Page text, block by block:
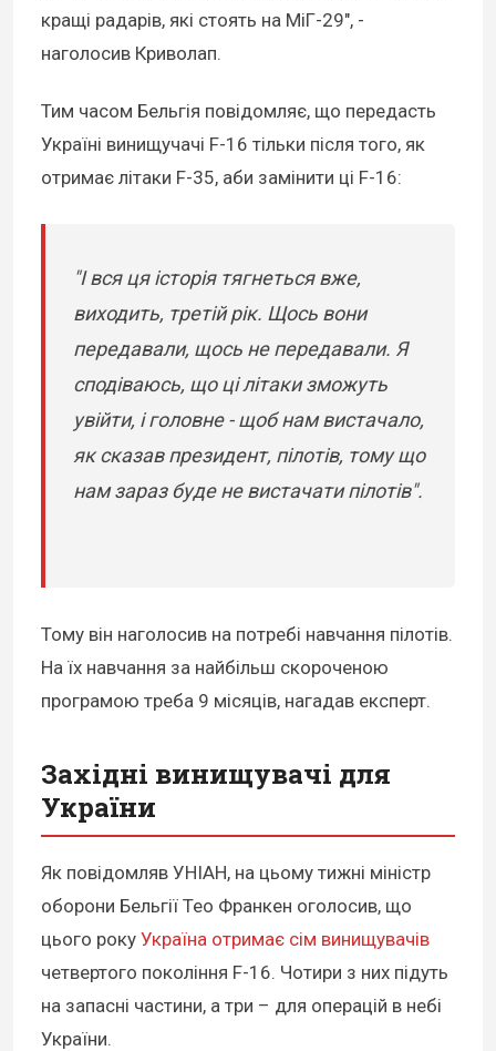
кращі радарів, які стоять на МіГ-29", -
наголосив Криволап.
Тим часом Бельгія повідомляє, що передасть
Україні винищучачі F-16 тільки після того, як
отримає літаки F-35, аби замінити ці F-16:
"І вся ця історія тягнеться вже,
виходить, третій рік. Щось вони
передавали, щось не передавали. Я
сподіваюсь, що ці літаки зможуть
увійти, і головне - щоб нам вистачало,
як сказав президент, пілотів, тому що
нам зараз буде не вистачати пілотів".
Тому він наголосив на потребі навчання пілотів.
На їх навчання за найбільш скороченою
програмою треба 9 місяців, нагадав експерт.
Західні винищувачі для
України
Як повідомляв УНІАН, на цьому тижні міністр
оборони Бельгії Тео Франкен оголосив, що
цього року Україна отримає сім винищувачів
четвертого покоління F-16. Чотири з них підуть
на запасні частини, а три – для операцій в небі
України.